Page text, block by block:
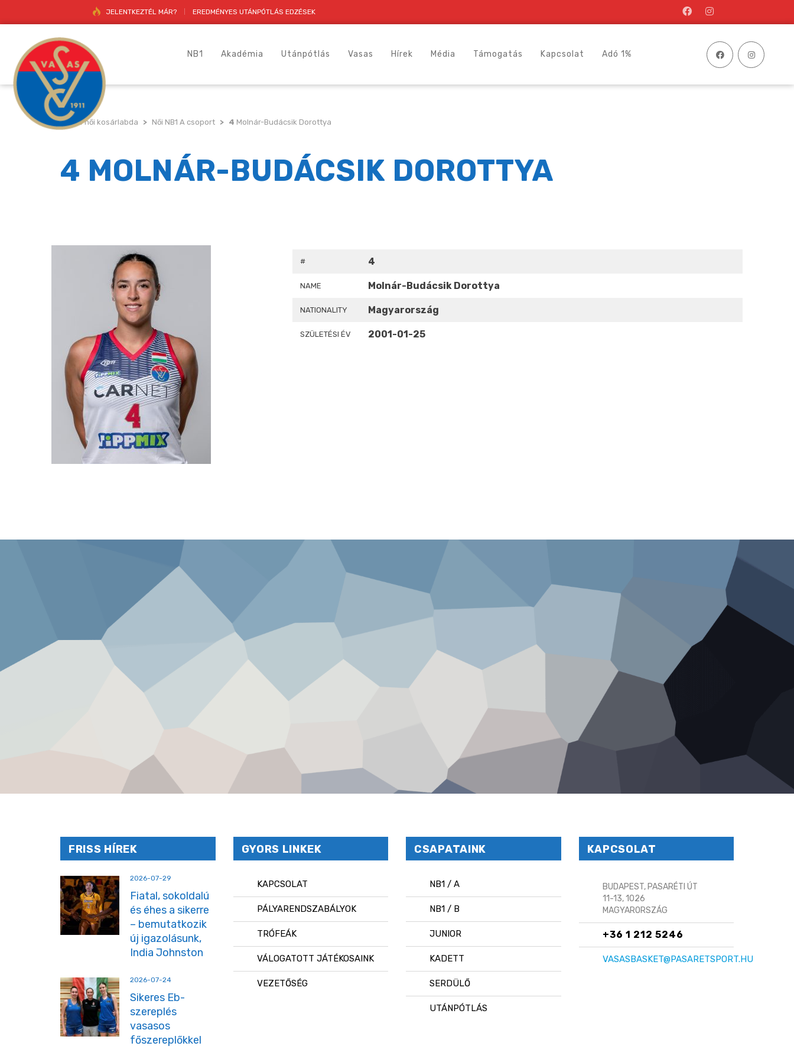
JELENTKEZTÉL MÁR? EREDMÉNYES UTÁNPÓTLÁS EDZÉSEK
NB1 Akadémia Utánpótlás Vasas Hírek Média Támogatás Kapcsolat Adó 1%
Vasas női kosárlabda > Női NB1 A csoport > 4 Molnár-Budácsik Dorottya
4 MOLNÁR-BUDÁCSIK DOROTTYA
# 4
NAME Molnár-Budácsik Dorottya
NATIONALITY Magyarország
SZÜLETÉSI ÉV 2001-01-25
FRISS HÍREK
2026-07-29
Fiatal, sokoldalú
és éhes a sikerre
– bemutatkozik
új igazolásunk,
India Johnston
2026-07-24
Sikeres Eb-
szereplés
vasasos
főszereplőkkel
GYORS LINKEK
KAPCSOLAT
PÁLYARENDSZABÁLYOK
TRÓFEÁK
VÁLOGATOTT JÁTÉKOSAINK
VEZETŐSÉG
CSAPATAINK
NB1 / A
NB1 / B
JUNIOR
KADETT
SERDÜLŐ
UTÁNPÓTLÁS
KAPCSOLAT
BUDAPEST, PASARÉTI ÚT
11-13, 1026
MAGYARORSZÁG
+36 1 212 5246
VASASBASKET@PASARETSPORT.HU